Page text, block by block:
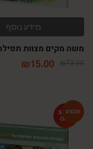
מידע נוסף
משה מקים מצוות
₪72.00
₪15.00